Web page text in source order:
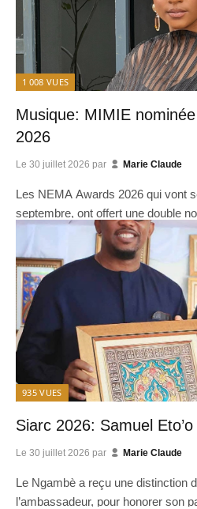
1 008 VUES
Musique: MIMIE
2026
Le 30 juillet 2026 par Marie Claude
Les NEMA Awards 2026 qui vont
septembre, ont offert une double
935 VUES
Siarc 2026: Samuel
Le 30 juillet 2026 par Marie Claude
Le Ngambè a reçu une distinction
l’ambassadeur, pour honorer son